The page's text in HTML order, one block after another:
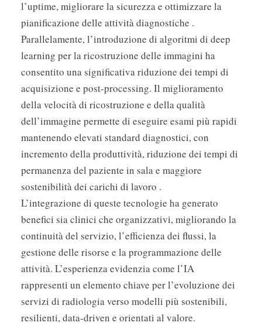
l’uptime, migliorare la sicurezza e ottimizzare la
pianificazione delle attività diagnostiche .
Parallelamente, l’introduzione di algoritmi di deep
learning per la ricostruzione delle immagini ha
consentito una significativa riduzione dei tempi di
acquisizione e post-processing. Il miglioramento
della velocità di ricostruzione e della qualità
dell’immagine permette di eseguire esami più rapidi
mantenendo elevati standard diagnostici, con
incremento della produttività, riduzione dei tempi di
permanenza del paziente in sala e maggiore
sostenibilità dei carichi di lavoro .
L’integrazione di queste tecnologie ha generato
benefici sia clinici che organizzativi, migliorando la
continuità del servizio, l’efficienza dei flussi, la
gestione delle risorse e la programmazione delle
attività. L’esperienza evidenzia come l’IA
rappresenti un elemento chiave per l’evoluzione dei
servizi di radiologia verso modelli più sostenibili,
resilienti, data-driven e orientati al valore.